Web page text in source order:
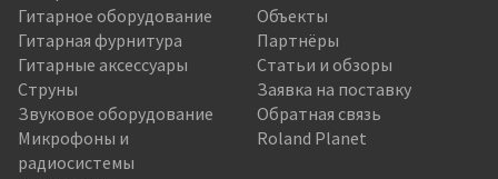
Гитарное оборудование
Гитарная фурнитура
Гитарные аксессуары
Струны
Звуковое оборудование
Микрофоны и
радиосистемы
Объекты
Партнёры
Статьи и обзоры
Заявка на поставку
Обратная связь
Roland Planet